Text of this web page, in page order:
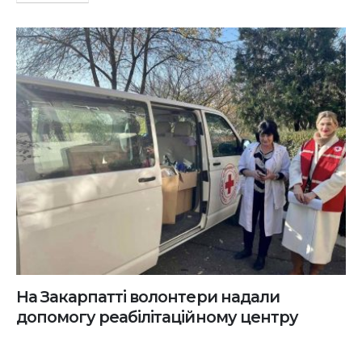
На Закарпатті волонтери надали
допомогу реабілітаційному центру